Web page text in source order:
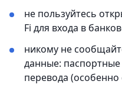
не пользуйтесь
Fi для входа в
никому не
данные:
перевода (особенно